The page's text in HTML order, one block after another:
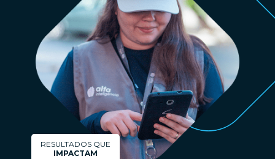
RESULTADOS QUE
IMPACTAM